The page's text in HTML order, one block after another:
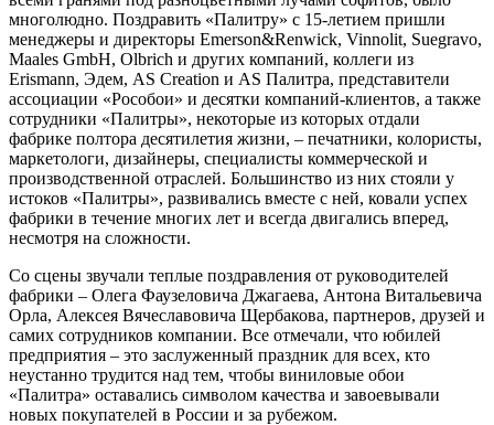
многолюдно. Поздравить «Палитру» с 15-летием пришли
менеджеры и директоры Emerson&Renwick, Vinnolit, Suegravo,
Maales GmbH, Olbrich и других компаний, коллеги из
Erismann, Эдем, AS Creation и AS Палитра, представители
ассоциации «Рособои» и десятки компаний-клиентов, а также
сотрудники «Палитры», некоторые из которых отдали
фабрике полтора десятилетия жизни, – печатники, колористы,
маркетологи, дизайнеры, специалисты коммерческой и
производственной отраслей. Большинство из них стояли у
истоков «Палитры», развивались вместе с ней, ковали успех
фабрики в течение многих лет и всегда двигались вперед,
несмотря на сложности.
Со сцены звучали теплые поздравления от руководителей
фабрики – Олега Фаузеловича Джагаева, Антона Витальевича
Орла, Алексея Вячеславовича Щербакова, партнеров, друзей и
самих сотрудников компании. Все отмечали, что юбилей
предприятия – это заслуженный праздник для всех, кто
неустанно трудится над тем, чтобы виниловые обои
«Палитра» оставались символом качества и завоевывали
новых покупателей в России и за рубежом.